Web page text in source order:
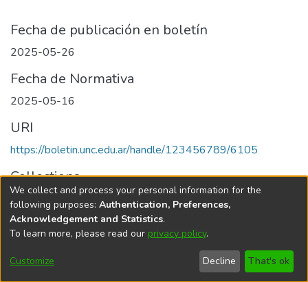
Fecha de publicación en boletín
2025-05-26
Fecha de Normativa
2025-05-16
URI
https://boletin.unc.edu.ar/handle/123456789/6105
Collections
Edición 001/2025 del 26 de mayo de 2025
Universidad Nacional de Córdoba
We collect and process your personal information for the
following purposes: Authentication, Preferences,
Acknowledgement and Statistics.
To learn more, please read our privacy policy.
Customize Decline That's ok